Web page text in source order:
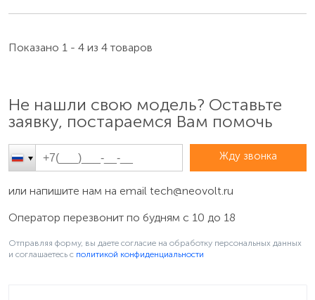
Показано 1 - 4 из 4 товаров
Не нашли свою модель? Оставьте
заявку, постараемся Вам помочь
Жду звонка
или напишите нам на email tech@neovolt.ru
Оператор перезвонит по будням с 10 до 18
Отправляя форму, вы даете согласие на обработку персональных данных
и соглашаетесь c политикой конфиденциальности